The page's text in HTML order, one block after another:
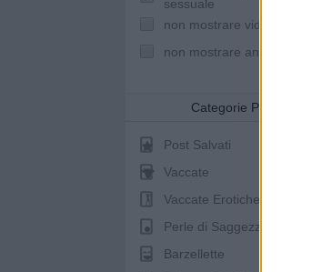
sessuale
non mostrare video youtube
non mostrare animazioni
Categorie Post
Post Salvati
Vaccate
Vaccate Erotiche
Perle di Saggezza
Barzellette